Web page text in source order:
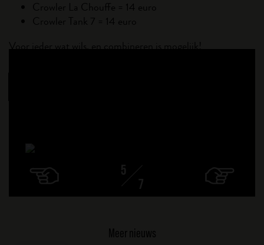
Crowler La Chouffe = 14 euro
Crowler Tank 7 = 14 euro
Voor ieder wat wils, en combineren is mogelijk!
Meer nieuws